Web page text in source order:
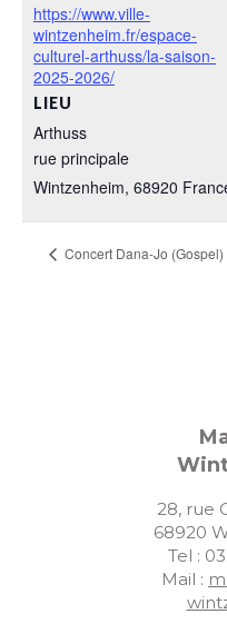
https://www.ville-
wintzenheim.fr/espace-
culturel-arthuss/la-saison-
2025-2026/
LIEU
Arthuss
rue principale
Wintzenheim, 68920
Concert Dana-Jo (Gospel)
28, rue
68920
Tel :
Mail :